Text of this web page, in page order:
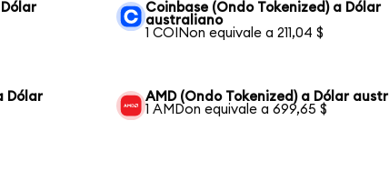
Coinbase (Ondo Tokenized) a Dólar
australiano
1 COINon equivale a 211,04 $
Dólar
AMD (Ondo Tokenized) a Dólar
1 AMDon equivale a 699,65 $